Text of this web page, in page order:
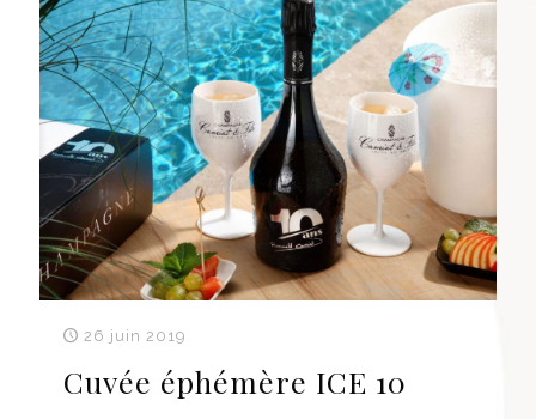
26 juin 2019
Cuvée éphémère ICE 10